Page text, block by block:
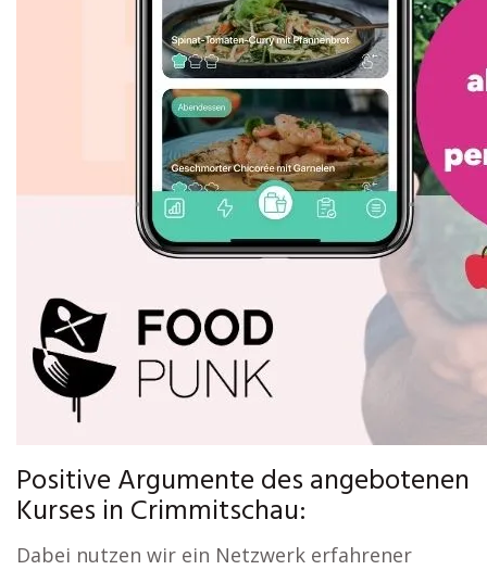
Positive Argumente des angebotenen
Kurses in Crimmitschau:
Dabei nutzen wir ein Netzwerk erfahrener